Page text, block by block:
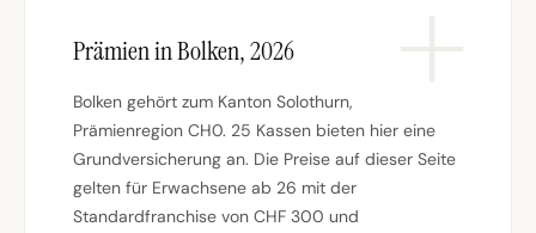
Prämien in Bolken, 2026
Bolken gehört zum Kanton Solothurn,
Prämienregion CH0. 25 Kassen bieten hier eine
Grundversicherung an. Die Preise auf dieser Seite
gelten für Erwachsene ab 26 mit der
Standardfranchise von CHF 300 und